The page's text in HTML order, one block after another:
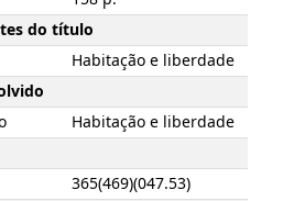
do título
Habitação e liberdade
Habitação e liberdade
365(469)(047.53)